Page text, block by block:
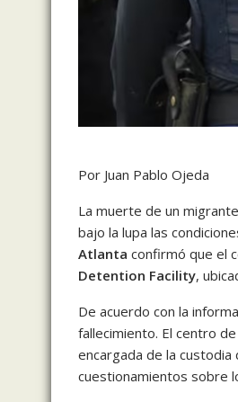
Por Juan Pablo Ojeda
La muerte de un
bajo la lupa las
Atlanta confirmó que el
Detention Facility,
De acuerdo con la
fallecimiento. El centro
encargada de la
cuestionamientos sobre